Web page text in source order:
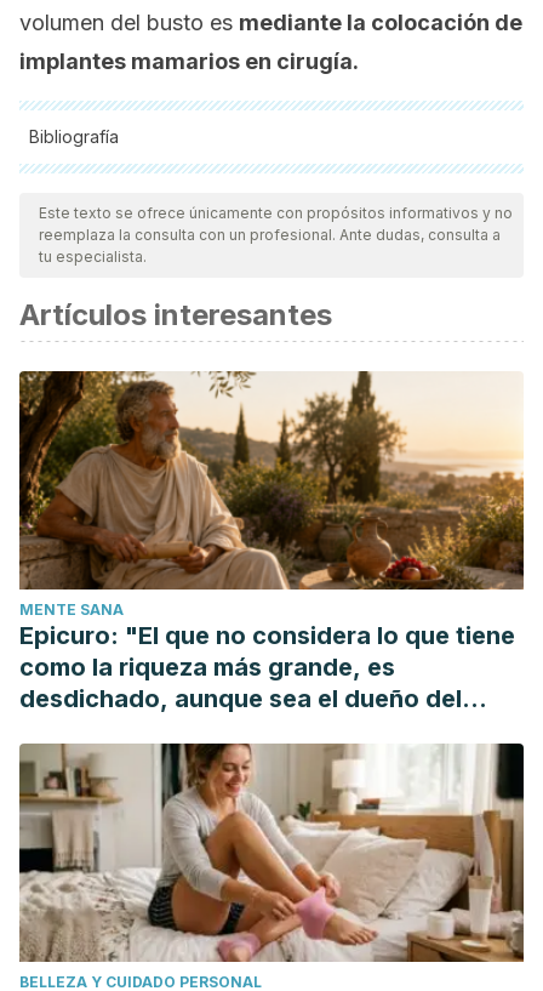
volumen del busto es mediante la colocación de
implantes mamarios en cirugía.
Bibliografía
Todas las fuentes citadas fueron revisadas a profundidad por
nuestro equipo, para asegurar su calidad, confiabilidad,
vigencia y validez.La bibliografía de este artículo fue
científica.
Fardo D, Sequeira Campos M, Pensler JM. Breast
Augmentation. [Updated 2022 May 8]. In: StatPearls
[Internet]. Treasure Island (FL): StatPearls Publishing; 2022
Jan-. Available from:
https://www.ncbi.nlm.nih.gov/books/NBK482206/
Wade TD, Zhu G, Martin NG. Body mass index and breast
size in women: same or different genes? Twin Res Hum
Genet. 2010 Oct;13(5):450-4. doi: 10.1375/twin.13.5.450.
PMID: 20874466.
Ogasawara R, Thiebaud RS, Loenneke JP, Loftin M, Abe T.
Time course for arm and chest muscle thickness changes
Dec;4(4):217-20. doi: 10.1556/IMAS.4.2012.4.7. Epub 2012
Dec 27. PMID: 24265879; PMCID: PMC3831787.
Nutrition rules that will fuel your workout. (Feb. 23, 2021).
Mayo Foundation for Medical Education and Research
(MFMER). Available in https://www.mayoclinic.org/healthy-
lifestyle/nutrition-and-healthy-eating/in-depth/nutrition-
rules-that-will-fuel-your-workout/art-20390073
Este texto se ofrece únicamente con propósitos informativos y no
reemplaza la consulta con un profesional. Ante dudas, consulta a
tu especialista.
Artículos interesantes
MENTE SANA
Epicuro: "El que no considera lo que tiene
como la riqueza más grande, es
desdichado, aunque sea el dueño del
BELLEZA Y CUIDADO PERSONAL